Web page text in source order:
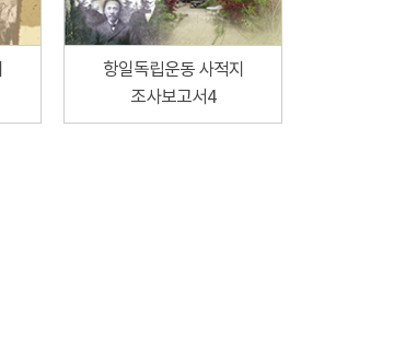
항일독립운동 사적지
조사보고서4